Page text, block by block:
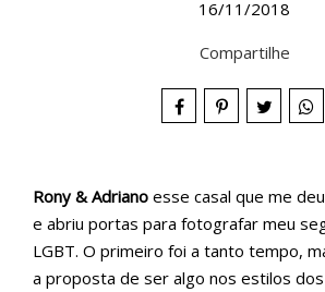
16/11/2018
Compartilhe
Rony & Adriano esse casal que me
e abriu portas para fotografar meu
LGBT. O primeiro foi a tanto tempo,
a proposta de ser algo nos estilos